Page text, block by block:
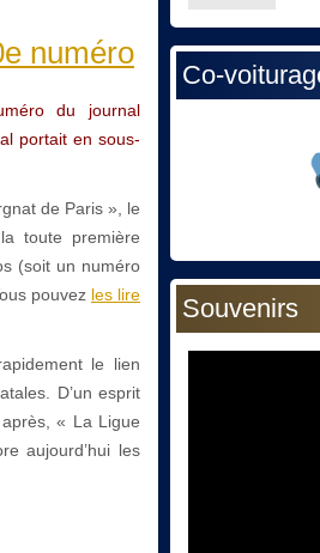
numéro
du journal
portait en sous-
de Paris », le
toute première
(soit un numéro
pouvez les lire
le lien
D’un esprit
« La Ligue
aujourd’hui les
Co-
Souvenirs